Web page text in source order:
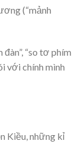
(“mảnh
“so tơ phím
với chính mình
Kiều, những kỉ